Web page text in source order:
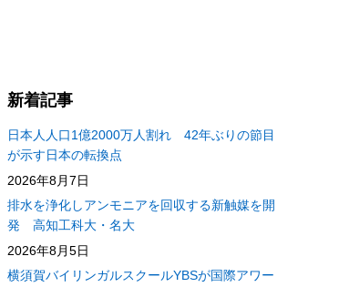
新着記事
日本人人口1億2000万人割れ 42年ぶりの節目
が示す日本の転換点
2026年8月7日
排水を浄化しアンモニアを回収する新触媒を開
発 高知工科大・名大
2026年8月5日
横須賀バイリンガルスクールYBSが国際アワー